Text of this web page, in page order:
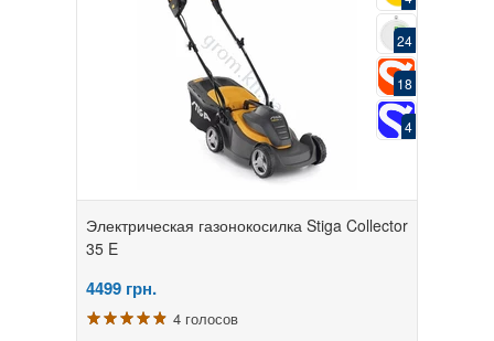
24
18
4
Электрическая газонокосилка Stiga Collector
35 E
4499 грн.
4 голосов